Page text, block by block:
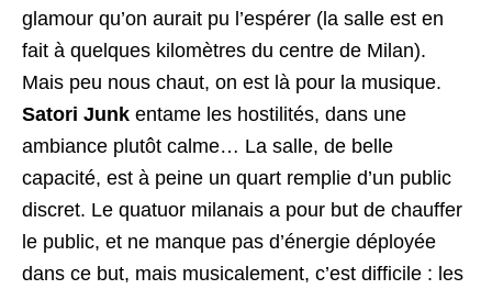
glamour qu’on aurait pu l’espérer (la salle est en
fait à quelques kilomètres du centre de Milan).
Mais peu nous chaut, on est là pour la musique.
Satori Junk entame les hostilités, dans une
ambiance plutôt calme… La salle, de belle
capacité, est à peine un quart remplie d’un public
discret. Le quatuor milanais a pour but de chauffer
le public, et ne manque pas d’énergie déployée
dans ce but, mais musicalement, c’est difficile : les